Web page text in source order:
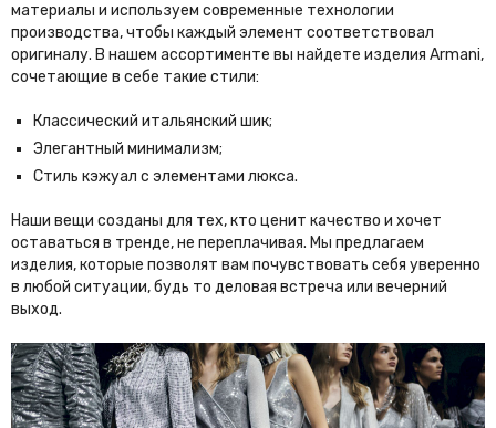
материалы и используем современные технологии
производства, чтобы каждый элемент соответствовал
оригиналу. В нашем ассортименте вы найдете изделия Armani,
сочетающие в себе такие стили:
Классический итальянский шик;
Элегантный минимализм;
Стиль кэжуал с элементами люкса.
Наши вещи созданы для тех, кто ценит качество и хочет
оставаться в тренде, не переплачивая. Мы предлагаем
изделия, которые позволят вам почувствовать себя уверенно
в любой ситуации, будь то деловая встреча или вечерний
выход.